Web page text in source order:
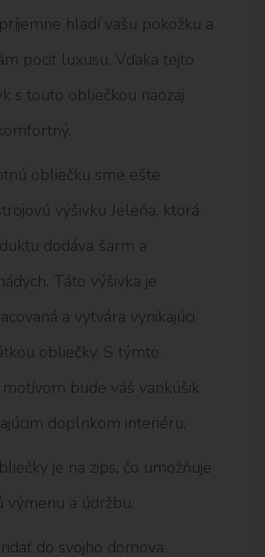
hladí vašu pokožku a
pocit luxusu. Vďaka tejto
s touto obliečkou naozaj
obliečku sme ešte
výšivku Jeleňa, ktorá
dodáva šarm a
Táto výšivka je
a vytvára vynikajúci
obliečky. S týmto
bude váš vankúšik
doplnkom interiéru.
je na zips, čo umožňuje
výmenu a údržbu.
do svojho domova